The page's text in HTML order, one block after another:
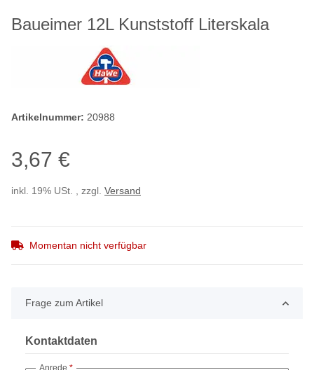
Baueimer 12L Kunststoff Literskala
Artikelnummer: 20988
3,67 €
inkl. 19% USt. , zzgl. Versand
Momentan nicht verfügbar
Frage zum Artikel
Kontaktdaten
Anrede